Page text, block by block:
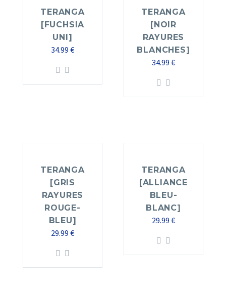
TERANGA
[FUCHSIA
UNI]
34.99 €
TERANGA
[NOIR
RAYURES
BLANCHES]
34.99 €
TERANGA
[GRIS
RAYURES
ROUGE-
BLEU]
29.99 €
TERANGA
[ALLIANCE
BLEU-
BLANC]
29.99 €